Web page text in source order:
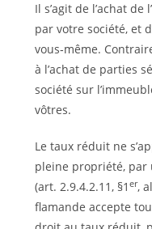
Il s’agit de l’achat
par votre société, et
vous‑même.
à l’achat de parties
société sur
vôtres.
Le taux réduit ne
pleine propriété, par
(art. 2.9.4.2.11, §1 er,
flamande accepte